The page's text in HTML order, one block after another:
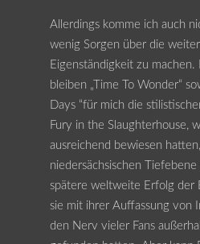
Allerdings komme ich auch
wenig Sorgen über die
Eigenständigkeit zu
bleiben „Time To Wonder“
Days “für mich die
Fury in the Slaughterhouse,
ausreichend bewiesen
niedersächsischen
spätere weltweite Erfolg der
sie mit ihrer Auffassung von
den Nerv vieler Fans